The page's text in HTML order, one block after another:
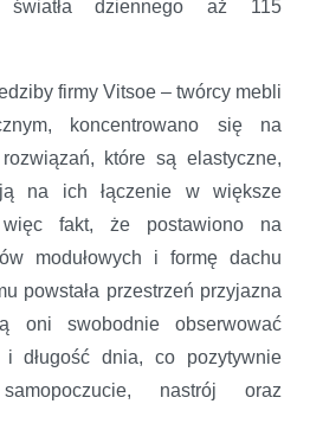
światła dziennego aż 115
firmy Vitsoe – twórcy mebli
koncentrowano się na
które są elastyczne,
na ich łączenie w większe
fakt, że postawiono na
modułowych i formę dachu
powstała przestrzeń przyjazna
oni swobodnie obserwować
długość dnia, co pozytywnie
nastrój oraz